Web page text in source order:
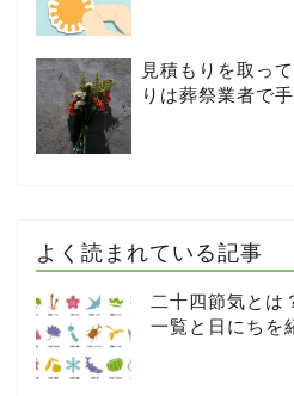
見積もりを取っ
りは葬祭業者で
よく読まれている記事
二十四節気とは
一覧と日にちを